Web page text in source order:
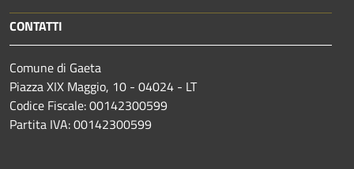
CONTATTI
Comune di Gaeta
Piazza XIX Maggio, 10 - 04024 - LT
Codice Fiscale: 00142300599
Partita IVA: 00142300599